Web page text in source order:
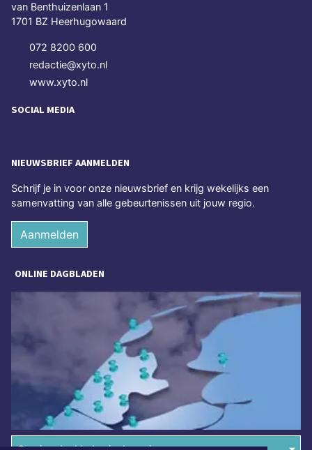
van Benthuizenlaan 1
1701 BZ Heerhugowaard
072 8200 600
redactie@xyto.nl
www.xyto.nl
SOCIAL MEDIA
NIEUWSBRIEF AANMELDEN
Schrijf je in voor onze nieuwsbrief en krijg wekelijks een
samenvatting van alle gebeurtenissen uit jouw regio.
Aanmelden
ONLINE DAGBLADEN